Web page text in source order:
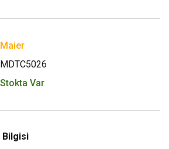
Maier
MDTC5026
Stokta Var
Bilgisi